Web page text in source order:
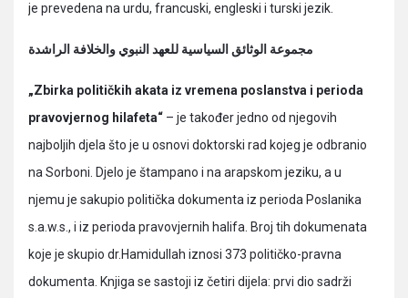
je prevedena na urdu, francuski, engleski i turski jezik.
مجموعة الوثائق السياسية للعهد النبوي والخلافة الراشدة
„Zbirka političkih akata iz vremena poslanstva i perioda
pravovjernog hilafeta“ – je također jedno od njegovih
najboljih djela što je u osnovi doktorski rad kojeg je odbranio
na Sorboni. Djelo je štampano i na arapskom jeziku, a u
njemu je sakupio politička dokumenta iz perioda Poslanika
s.a.w.s., i iz perioda pravovjernih halifa. Broj tih dokumenata
koje je skupio dr.Hamidullah iznosi 373 političko-pravna
dokumenta. Knjiga se sastoji iz četiri dijela: prvi dio sadrži